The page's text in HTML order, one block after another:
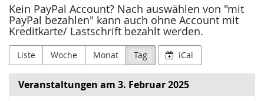
Kein PayPal Account? Nach auswählen von "mit
PayPal bezahlen" kann auch ohne Account mit
Kreditkarte/ Lastschrift bezahlt werden.
Liste Woche Monat Tag iCal
Veranstaltungen am 3. Februar 2025